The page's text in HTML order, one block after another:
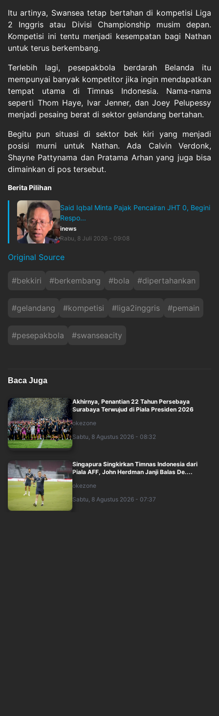
Itu artinya, Swansea tetap bertahan di kompetisi Liga
2 Inggris atau Divisi Championship musim depan.
Kompetisi ini tentu menjadi kesempatan bagi Nathan
untuk terus berkembang.
Terlebih lagi, pesepakbola berdarah Belanda itu
mempunyai banyak kompetitor jika ingin mendapatkan
tempat utama di Timnas Indonesia. Nama-nama
seperti Thom Haye, Ivar Jenner, dan Joey Pelupessy
menjadi pesaing berat di sektor gelandang bertahan.
Begitu pun situasi di sektor bek kiri yang menjadi
posisi murni untuk Nathan. Ada Calvin Verdonk,
Shayne Pattynama dan Pratama Arhan yang juga bisa
dimainkan di pos tersebut.
Berita Pilihan
Said Iqbal Minta Pajak Pencairan JHT 0, Begini
Respo...
inews
Rabu, 8 Juli 2026 - 09:08
Original Source
#bekkiri #berkembang #bola #dipertahankan
#gelandang #kompetisi #liga2inggris #pemain
#pesepakbola #swanseacity
Baca Juga
Akhirnya, Penantian 22 Tahun Persebaya
Surabaya Terwujud di Piala Presiden 2026
okezone
Sabtu, 8 Agustus 2026 - 08:32
Singapura Singkirkan Timnas Indonesia dari
Piala AFF, John Herdman Janji Balas De....
okezone
Sabtu, 8 Agustus 2026 - 07:37